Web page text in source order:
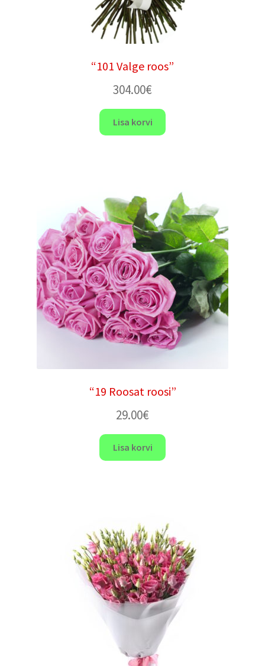
“101 Valge roos”
304.00€
Lisa korvi
“19 Roosat roosi”
29.00€
Lisa korvi